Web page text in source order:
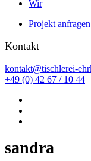
Wir
Projekt anfragen
Kontakt
kontakt@tischlerei-
+49 (0) 42 67 / 10 44
sandra